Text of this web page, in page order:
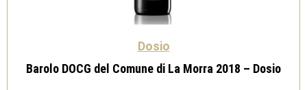
Dosio
Barolo DOCG del Comune di La Morra 2018 – Dosio